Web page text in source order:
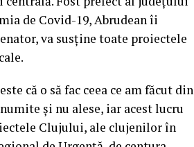
de Covid-19, Abrudean îi
va susține toate proiectele
că o să fac ceea ce am făcut din
și nu alese, iar acest lucru
Clujului, ale clujenilor în